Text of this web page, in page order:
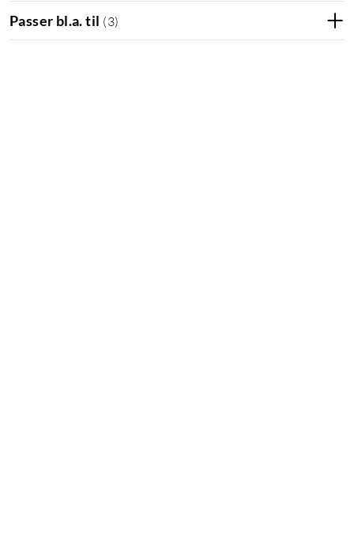
Passer bl.a. til (3)